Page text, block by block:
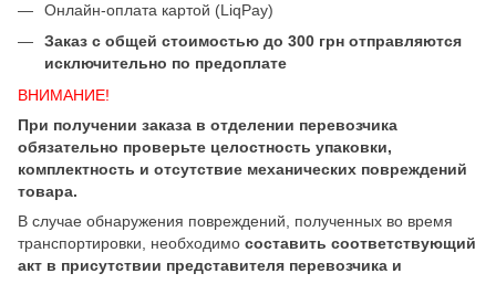
Онлайн-оплата картой (LiqPay)
Заказ с общей стоимостью до 300 грн отправляются
исключительно по предоплате
ВНИМАНИЕ!
При получении заказа в отделении перевозчика
обязательно проверьте целостность упаковки,
комплектность и отсутствие механических повреждений
товара.
В случае обнаружения повреждений, полученных во время
транспортировки, необходимо составить соответствующий
акт в присутствии представителя перевозчика и